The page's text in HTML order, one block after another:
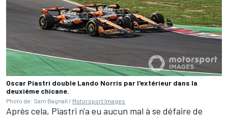
Oscar Piastri double Lando Norris par l'extérieur dans la
deuxième chicane.
Photo de: Sam Bagnall / Motorsport Images
Après cela, Piastri n'a eu aucun mal à se défaire de